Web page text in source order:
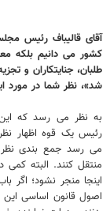
آقای قالیباف رئیس
کشور می‌ دانیم بلکه
طلبان، جنایتکاران و
شد»، نظر شما در
به نظر می رسد که
رئیس یک قوه اظهار
می رسد جمع بندی
منتقل کنند. البته
اینجا منجر نشود؛
اصول قانون اساسی